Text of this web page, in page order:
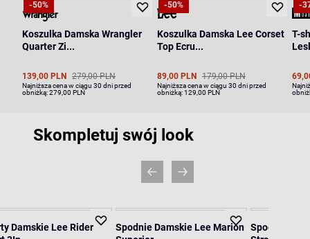
-50%
Koszulka Damska Wrangler
Quarter Zi...
139,00 PLN 279,00 PLN
Najniższa cena w ciągu 30 dni przed
obniżką:279,00 PLN
-50%
Koszulka Damska Lee Corset
Top Ecru...
89,00 PLN 179,00 PLN
Najniższa cena w ciągu 30 dni przed
obniżką:129,00 PLN
-
T-
Skompletuj swój look
Damskie Lee Rider
Spodnie Damskie Lee Marion Spodnie